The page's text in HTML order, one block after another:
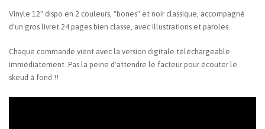
Vinyle 12" dispo en 2 couleurs, "bones" et noir classique, accompagné
d'un gros livret 24 pages bien classe, avec illustrations et paroles.
Chaque commande vient avec la version digitale téléchargeable
immédiatement. Pas la peine d'attendre le facteur pour écouter le
skeud à fond !!